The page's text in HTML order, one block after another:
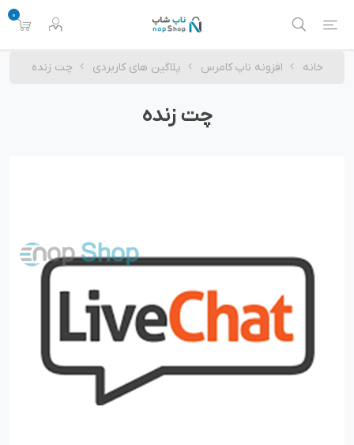
0
خانه افزونه ناپ کامرس پلاگین های کاربردی چت زنده
چت زنده